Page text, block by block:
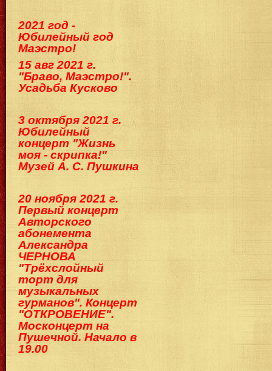
2021 год -
Юбилейный год
Маэстро!
15 авг 2021 г.
"Браво, Маэстро!".
Усадьба Кусково
3 октября 2021 г.
Юбилейный
концерт "Жизнь
моя - скрипка!"
Музей А. С. Пушкина
20 ноября 2021 г.
Первый концерт
Авторского
абонемента
Александра
ЧЕРНОВА
"Трёхслойный
торт для
музыкальных
гурманов". Концерт
"ОТКРОВЕНИЕ".
Москонцерт на
Пушечной. Начало в
19.00